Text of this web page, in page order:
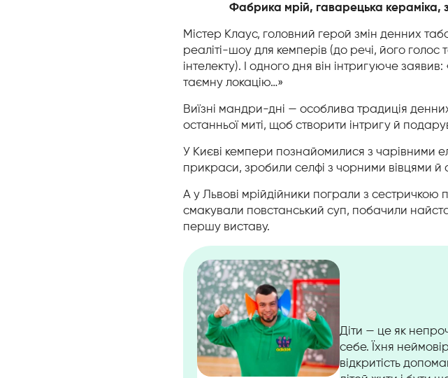
Фабрика мрій, гаварецька кераміка,
Містер Клаус, головний герой змін денних
реаліті-шоу для кемперів (до речі, його
інтелекту). І одного дня він інтригуюче заявив:
таємну локацію…»
Виїзні мандри-дні — особлива традиція
останньої миті, щоб створити інтригу й
У Києві кемпери познайомилися з чарівними
прикраси, зробили селфі з чорними вівцями й
А у Львові мрійдійники пограли з
смакували повстанський суп, побачили
першу виставу.
Діти — це як
себе. Їхня
відкритість